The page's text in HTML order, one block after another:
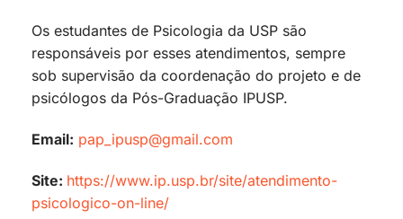
Os estudantes de Psicologia da USP são
responsáveis por esses atendimentos, sempre
sob supervisão da coordenação do projeto e de
psicólogos da Pós-Graduação IPUSP.
Email: pap_ipusp@gmail.com
Site: https://www.ip.usp.br/site/atendimento-
psicologico-on-line/